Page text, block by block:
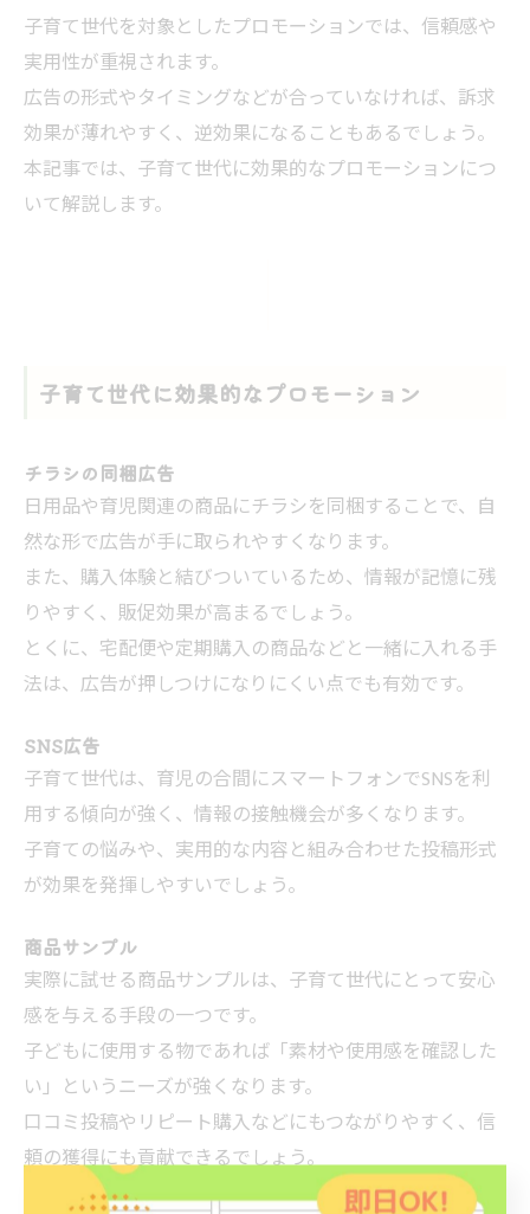
子育て世代を対象としたプロモーションでは、信頼感や
実用性が重視されます。
広告の形式やタイミングなどが合っていなければ、訴求
効果が薄れやすく、逆効果になることもあるでしょう。
本記事では、子育て世代に効果的なプロモーションにつ
いて解説します。
子育て世代に効果的なプロモーション
チラシの同梱広告
日用品や育児関連の商品にチラシを同梱することで、自
然な形で広告が手に取られやすくなります。
また、購入体験と結びついているため、情報が記憶に残
りやすく、販促効果が高まるでしょう。
とくに、宅配便や定期購入の商品などと一緒に入れる手
法は、広告が押しつけになりにくい点でも有効です。
SNS広告
子育て世代は、育児の合間にスマートフォンでSNSを利
用する傾向が強く、情報の接触機会が多くなります。
子育ての悩みや、実用的な内容と組み合わせた投稿形式
が効果を発揮しやすいでしょう。
商品サンプル
実際に試せる商品サンプルは、子育て世代にとって安心
感を与える手段の一つです。
子どもに使用する物であれば「素材や使用感を確認した
い」というニーズが強くなります。
口コミ投稿やリピート購入などにもつながりやすく、信
頼の獲得にも貢献できるでしょう。
サンプル送付は、継続的な利用のきっかけ作りにも適し